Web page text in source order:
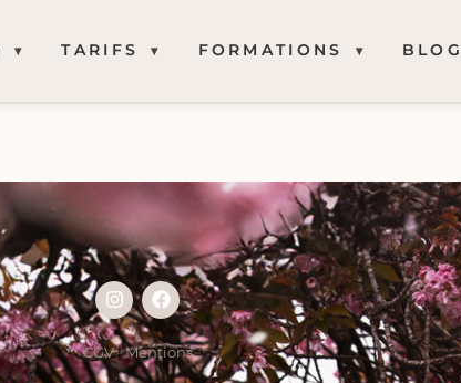
TARIFS FORMATIONS BLOG
CGV|Mentions